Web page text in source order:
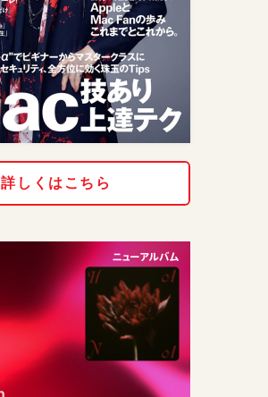
詳しくはこちら